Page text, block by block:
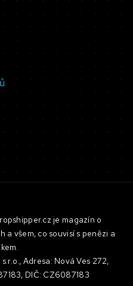
je magazín o
a všem, co souvisí s penězi a
Adresa: Nová Ves 272,
DIČ: CZ6087183